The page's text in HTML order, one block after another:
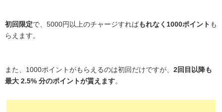
初回限定で、5000円以上のチャージすればもれなく1000ポイント も
らえます。
また、1000ポイントがもらえるのは初回だけですが、 2回目以降も
最大 2.5% 分のポイントが貰えます。